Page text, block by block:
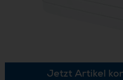
Jetzt Artikel